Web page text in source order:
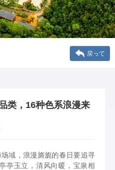
戻って
类，16种色系浪漫来
域，浪漫旖旎的春日要追寻
亭玉立，清风向暖，宝泉相